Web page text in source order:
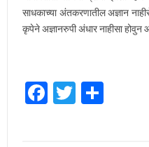
साधकाच्या अंतकरणातील अज्ञान
कृपेने अज्ञानरुपी अंधार नाहीसा
Fa
T